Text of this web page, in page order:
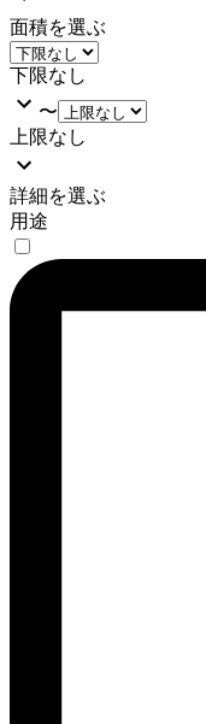
面積を選ぶ
下限なし
〜
上限なし
詳細を選ぶ
用途